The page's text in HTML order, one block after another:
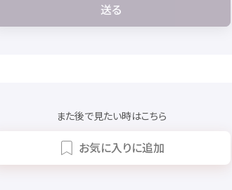
送る
また後で見たい時はこちら
お気に入りに追加